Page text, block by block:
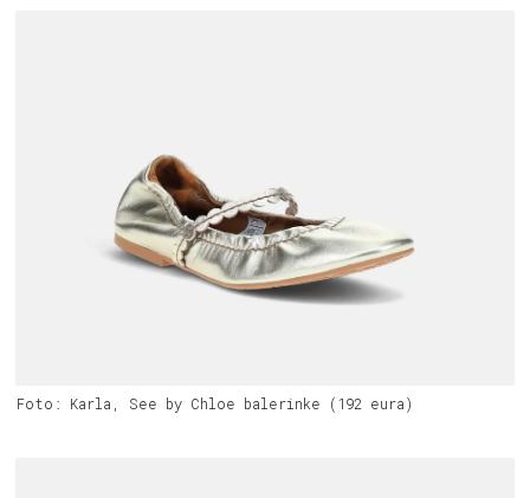
Foto: Karla, See by Chloe balerinke (192 eura)